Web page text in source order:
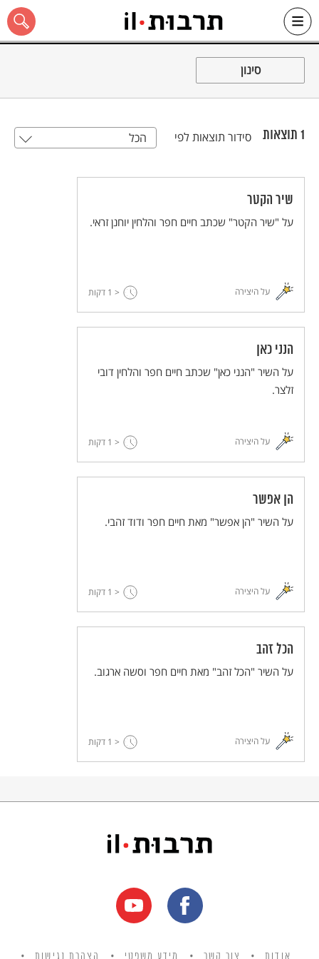
Skip
כל האתר
סינון
1 תוצאות סידור תוצאות לפי הכל
שיר הקטר
על "שיר הקטר" שכתב חיים חפר והלחין יוחנן זראי.
על היצירה < 1 דקות
הנני כאן
על השיר "הנני כאן" שכתב חיים חפר והלחין דובי
זלצר.
על היצירה < 1 דקות
הן אפשר
על השיר "הן אפשר" מאת חיים חפר ודוד זהבי.
על היצירה < 1 דקות
הכל זהב
על השיר "הכל זהב" מאת חיים חפר וסשה ארגוב.
על היצירה < 1 דקות